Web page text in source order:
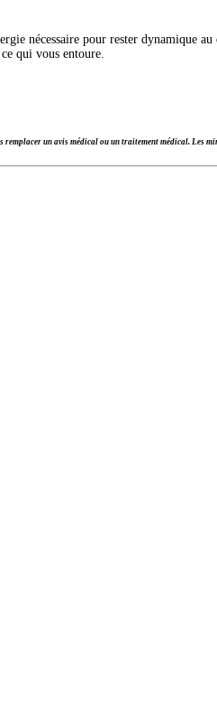
nécessaire pour rester dynamique
qui vous entoure.
remplacer un avis médical ou un traitement médical. Les